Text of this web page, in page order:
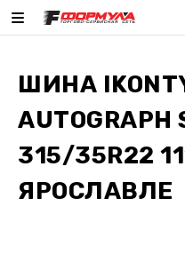
ШИНА
AUTOGRAPH
315/35R22
ЯРОСЛАВЛЕ